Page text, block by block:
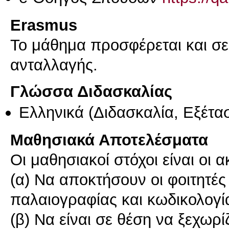
Erasmus
Το μάθημα προσφέρεται και
ανταλλαγής.
Γλώσσα Διδασκαλίας
Ελληνικά (Διδασκαλία,
Μαθησιακά Αποτελέσματα
Οι μαθησιακοί στόχοι είναι οι
(α) Να αποκτήσουν οι
παλαιογραφίας και
(β) Να είναι σε θέση να